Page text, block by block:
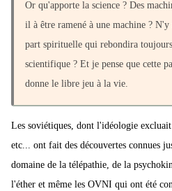
Or qu'apporte la science ? Des
il à être ramené à une machine ?
part spirituelle qui rebondira
scientifique ? Et je pense que cette
donne le libre jeu à la vie.
Les soviétiques, dont l'idéologie
etc... ont fait des découvertes connues
domaine de la télépathie, de la
l'éther et même les OVNI qui ont été